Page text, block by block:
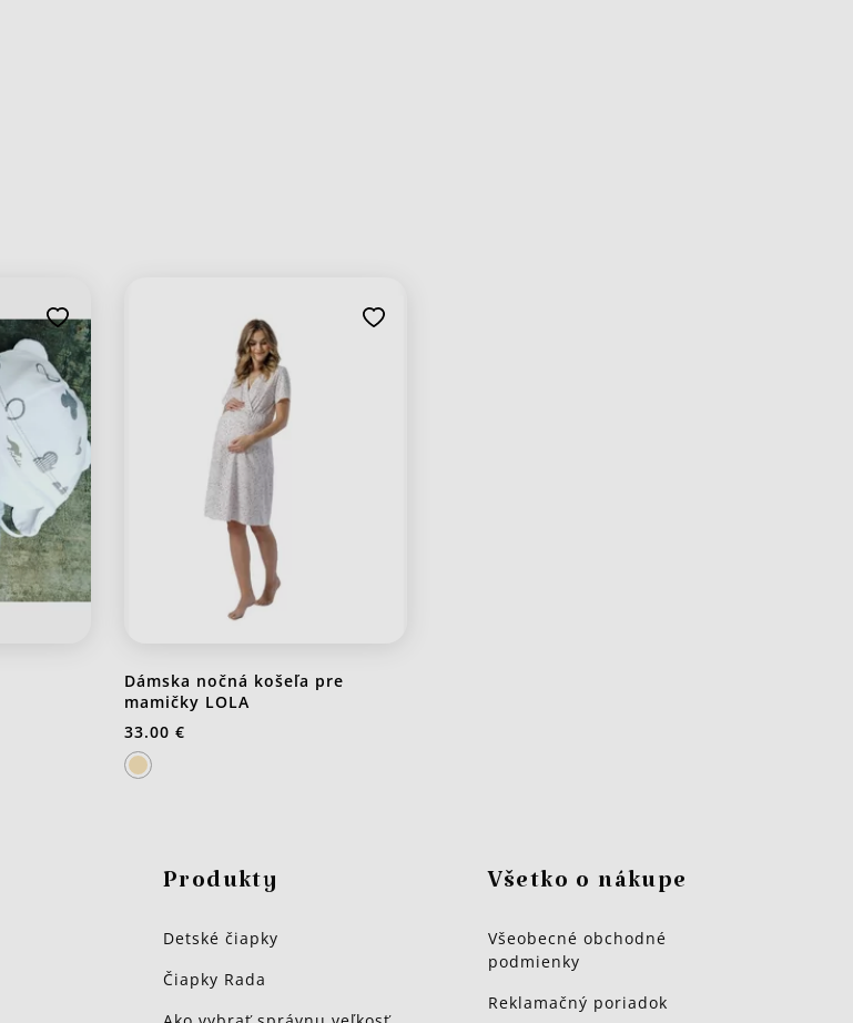
Dámska nočná košeľa pre
mamičky LOLA
33.00 €
Produkty
Detské čiapky
Čiapky Rada
Všetko o nákupe
Všeobecné obchodné
podmienky
Reklamačný poriadok